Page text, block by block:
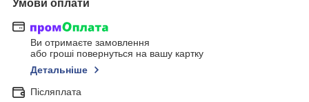
Умови оплати
Ви отримаєте замовлення
або гроші повернуться на вашу картку
Детальніше
Післяплата